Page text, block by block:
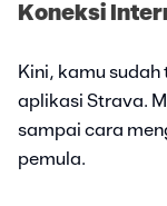
Koneksi
Kini, kamu
aplikasi Strava.
sampai cara
pemula.